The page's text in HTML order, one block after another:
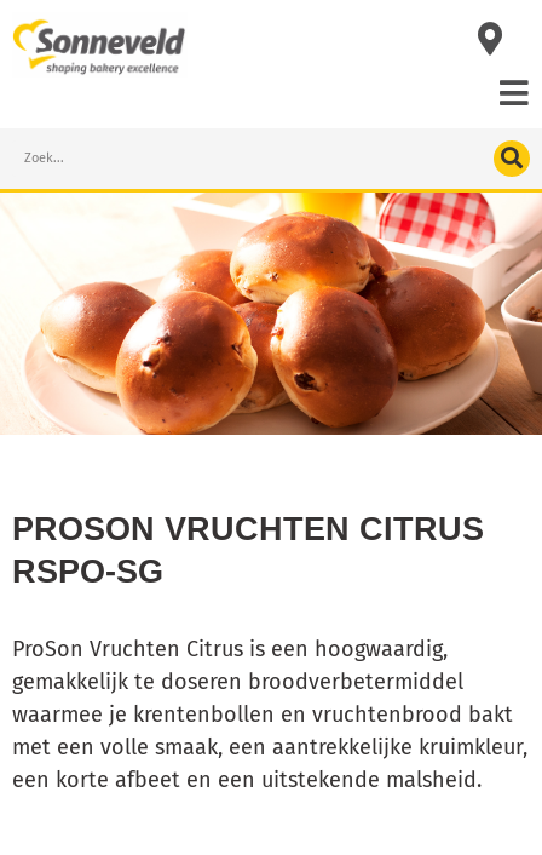
to
content
Search
PROSON VRUCHTEN CITRUS
RSPO-SG
ProSon Vruchten Citrus is een hoogwaardig,
gemakkelijk te doseren broodverbetermiddel
waarmee je krentenbollen en vruchtenbrood bakt
met een volle smaak, een aantrekkelijke kruimkleur,
een korte afbeet en een uitstekende malsheid.